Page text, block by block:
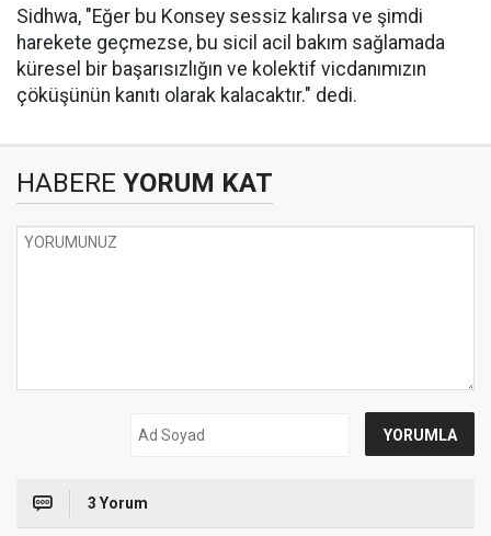
Sidhwa, "Eğer bu Konsey sessiz kalırsa ve şimdi
harekete geçmezse, bu sicil acil bakım sağlamada
küresel bir başarısızlığın ve kolektif vicdanımızın
çöküşünün kanıtı olarak kalacaktır." dedi.
HABERE YORUM KAT
3 Yorum